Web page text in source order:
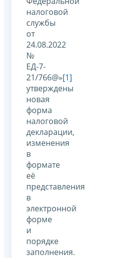
налоговой
службы
от
24.08.2022
№
ЕД-7-
21/766@»[1]
утверждены
новая
форма
налоговой
декларации,
изменения
в
формате
её
представления
в
электронной
форме
и
порядке
заполнения.